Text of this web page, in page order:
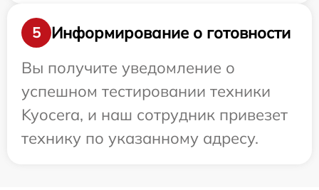
5
Информирование о готовности
Вы получите уведомление о
успешном тестировании техники
Kyocera, и наш сотрудник привезет
технику по указанному адресу.